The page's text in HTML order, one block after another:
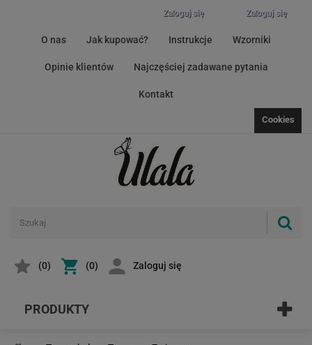
Zaloguj się
Zaloguj się
O nas Jak kupować? Instrukcje Wzorniki
Opinie klientów Najczęściej zadawane pytania
Kontakt
Cookies
(0) (0) Zaloguj się
PRODUKTY